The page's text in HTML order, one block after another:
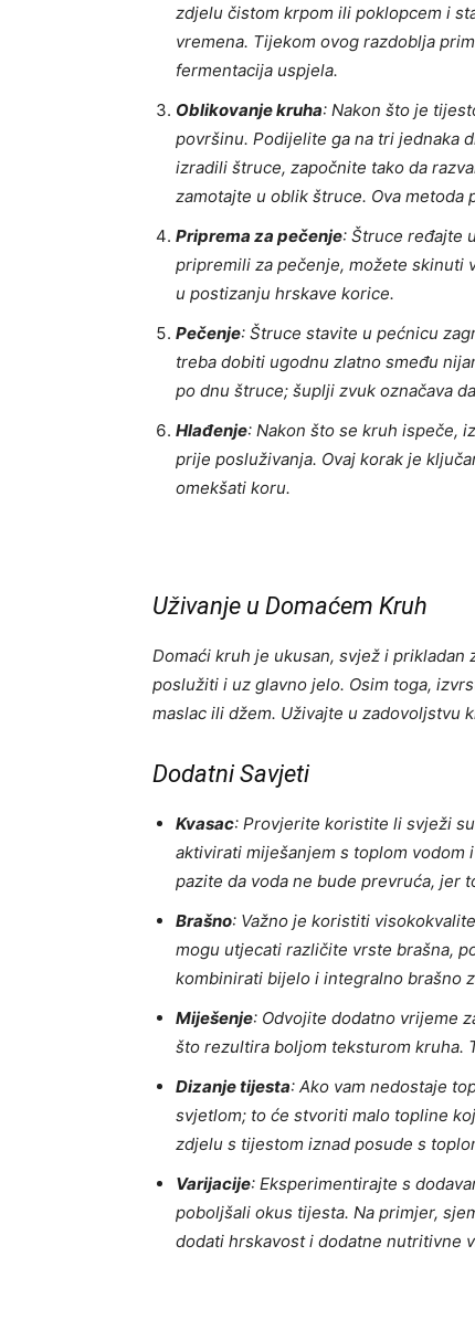
zdjelu čistom krpom ili poklopcem i
vremena. Tijekom ovog razdoblja
fermentacija uspjela.
Oblikovanje kruha: Nakon što je
površinu. Podijelite ga na tri jednaka
izradili štruce, započnite tako da
zamotajte u oblik štruce. Ova metoda
Priprema za pečenje: Štruce ređajte
pripremili za pečenje, možete skinuti
u postizanju hrskave korice.
Pečenje: Štruce stavite u pećnicu
treba dobiti ugodnu zlatno smeđu
po dnu štruce; šuplji zvuk označava
Hlađenje: Nakon što se kruh ispeče,
prije posluživanja. Ovaj korak je
omekšati koru.
Uživanje u Domaćem Kruh
Domaći kruh je ukusan, svjež i prikladan
poslužiti i uz glavno jelo. Osim toga,
maslac ili džem. Uživajte u zadovoljstvu
Dodatni Savjeti
Kvasac: Provjerite koristite li svježi
aktivirati miješanjem s toplom vodom
pazite da voda ne bude prevruća, jer
Brašno: Važno je koristiti
mogu utjecati različite vrste brašna,
kombinirati bijelo i integralno brašno
Miješenje: Odvojite dodatno vrijeme
što rezultira boljom teksturom kruha.
Dizanje tijesta: Ako vam nedostaje
svjetlom; to će stvoriti malo topline
zdjelu s tijestom iznad posude s
Varijacije: Eksperimentirajte s
poboljšali okus tijesta. Na primjer,
dodati hrskavost i dodatne nutritivne